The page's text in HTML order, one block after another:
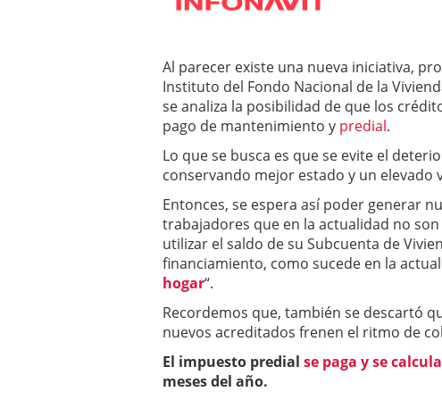
Al parecer existe una nueva iniciativa,
Instituto del Fondo Nacional de la
se analiza la posibilidad de que los
pago de mantenimiento y predial.
Lo que se busca es que se evite el
conservando mejor estado y un elevado
Entonces, se espera así poder generar
trabajadores que en la actualidad no
utilizar el saldo de su Subcuenta de
financiamiento, como sucede en la
hogar“.
Recordemos que, también se descartó
nuevos acreditados frenen el ritmo de
El impuesto predial se paga y se
meses del año.